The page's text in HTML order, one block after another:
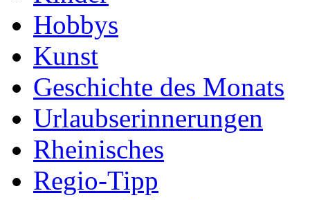
Hobbys
Kunst
Geschichte des Monats
Urlaubserinnerungen
Rheinisches
Regio-Tipp